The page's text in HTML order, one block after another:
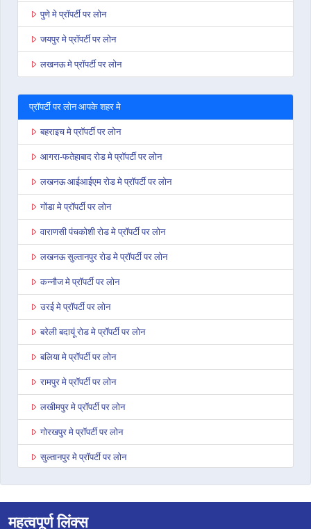
पुणे मे प्रॉपर्टी पर लोन
जयपुर मे प्रॉपर्टी पर लोन
लखनऊ मे प्रॉपर्टी पर लोन
प्रॉपर्टी पर लोन आपके शहर मे
बहराइच मे प्रॉपर्टी पर लोन
आगरा-फतेहाबाद रोड मे प्रॉपर्टी पर लोन
लखनऊ आईआईएम रोड मे प्रॉपर्टी पर लोन
गोंडा मे प्रॉपर्टी पर लोन
वाराणसी पंचकोशी रोड मे प्रॉपर्टी पर लोन
लखनऊ सुल्तानपुर रोड मे प्रॉपर्टी पर लोन
कन्नौज मे प्रॉपर्टी पर लोन
उरई मे प्रॉपर्टी पर लोन
बरेली बदायूं रोड मे प्रॉपर्टी पर लोन
बलिया मे प्रॉपर्टी पर लोन
रामपुर मे प्रॉपर्टी पर लोन
लखीमपुर मे प्रॉपर्टी पर लोन
गोरखपुर मे प्रॉपर्टी पर लोन
सुल्तानपुर मे प्रॉपर्टी पर लोन
महत्वपूर्ण लिंक्स